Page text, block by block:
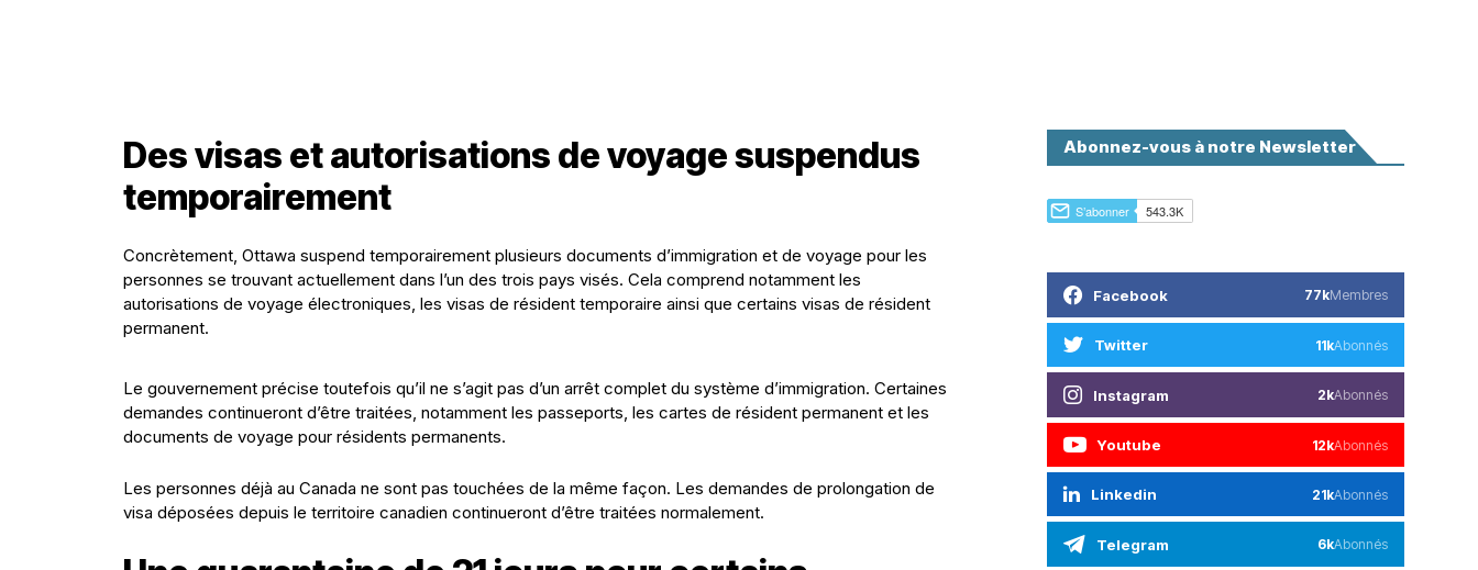
Des visas et autorisations de voyage suspendus
temporairement
Concrètement, Ottawa suspend temporairement plusieurs documents d’immigration et de voyage pour les
personnes se trouvant actuellement dans l’un des trois pays visés. Cela comprend notamment les
autorisations de voyage électroniques, les visas de résident temporaire ainsi que certains visas de résident
permanent.
Le gouvernement précise toutefois qu’il ne s’agit pas d’un arrêt complet du système d’immigration. Certaines
demandes continueront d’être traitées, notamment les passeports, les cartes de résident permanent et les
documents de voyage pour résidents permanents.
Les personnes déjà au Canada ne sont pas touchées de la même façon. Les demandes de prolongation de
visa déposées depuis le territoire canadien continueront d’être traitées normalement.
Abonnez-vous à notre Newsletter
Facebook 77kMembres
Twitter 11kAbonnés
Instagram 2kAbonnés
Youtube 12kAbonnés
Linkedin 21kAbonnés
Telegram 6kAbonnés